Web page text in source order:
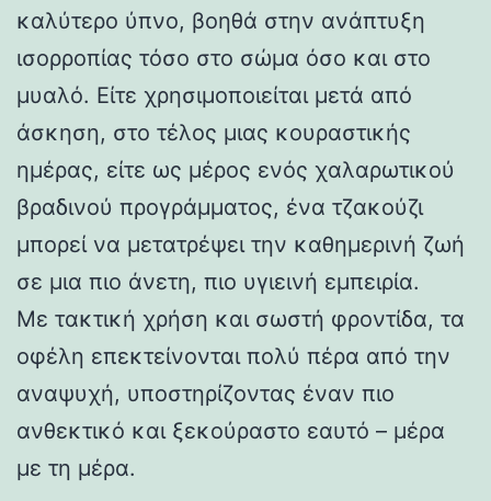
καλύτερο ύπνο, βοηθά στην ανάπτυξη
ισορροπίας τόσο στο σώμα όσο και στο
μυαλό. Είτε χρησιμοποιείται μετά από
άσκηση, στο τέλος μιας κουραστικής
ημέρας, είτε ως μέρος ενός χαλαρωτικού
βραδινού προγράμματος, ένα τζακούζι
μπορεί να μετατρέψει την καθημερινή ζωή
σε μια πιο άνετη, πιο υγιεινή εμπειρία.
Με τακτική χρήση και σωστή φροντίδα, τα
οφέλη επεκτείνονται πολύ πέρα ​​από την
αναψυχή, υποστηρίζοντας έναν πιο
ανθεκτικό και ξεκούραστο εαυτό – μέρα
με τη μέρα.